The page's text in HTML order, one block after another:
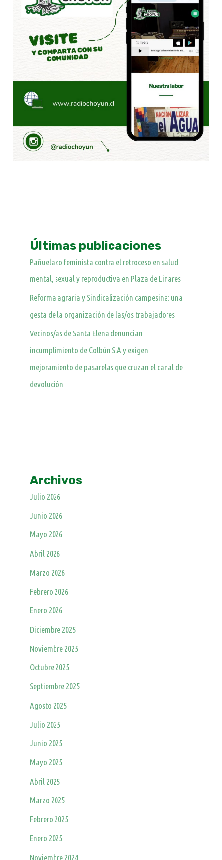
Últimas publicaciones
Pañuelazo feminista contra el retroceso en salud
mental, sexual y reproductiva en Plaza de Linares
Reforma agraria y Sindicalización campesina: una
gesta de la organización de las/os trabajadores
Vecinos/as de Santa Elena denuncian
incumplimiento de Colbún S.A y exigen
mejoramiento de pasarelas que cruzan el canal de
devolución
Archivos
Julio 2026
Junio 2026
Mayo 2026
Abril 2026
Marzo 2026
Febrero 2026
Enero 2026
Diciembre 2025
Noviembre 2025
Octubre 2025
Septiembre 2025
Agosto 2025
Julio 2025
Junio 2025
Mayo 2025
Abril 2025
Marzo 2025
Febrero 2025
Enero 2025
Noviembre 2024